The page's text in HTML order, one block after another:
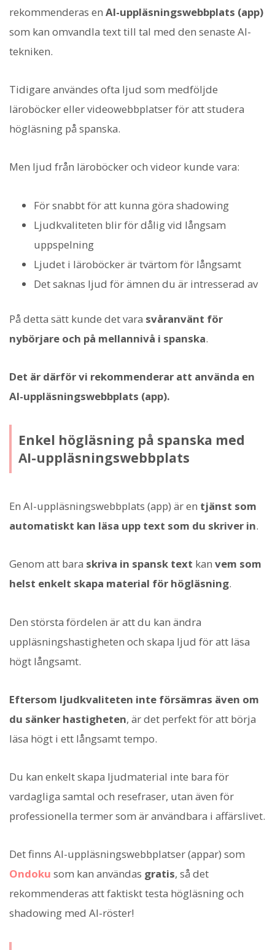
rekommenderas en AI-uppläsningswebbplats (app)
som kan omvandla text till tal med den senaste AI-
tekniken.
Tidigare användes ofta ljud som medföljde
läroböcker eller videowebbplatser för att studera
högläsning på spanska.
Men ljud från läroböcker och videor kunde vara:
För snabbt för att kunna göra shadowing
Ljudkvaliteten blir för dålig vid långsam
uppspelning
Ljudet i läroböcker är tvärtom för långsamt
Det saknas ljud för ämnen du är intresserad av
På detta sätt kunde det vara svåranvänt för
nybörjare och på mellannivå i spanska.
Det är därför vi rekommenderar att använda en
AI-uppläsningswebbplats (app).
Enkel högläsning på spanska med
AI-uppläsningswebbplats
En AI-uppläsningswebbplats (app) är en tjänst som
automatiskt kan läsa upp text som du skriver in.
Genom att bara skriva in spansk text kan vem som
helst enkelt skapa material för högläsning.
Den största fördelen är att du kan ändra
uppläsningshastigheten och skapa ljud för att läsa
högt långsamt.
Eftersom ljudkvaliteten inte försämras även om
du sänker hastigheten, är det perfekt för att börja
läsa högt i ett långsamt tempo.
Du kan enkelt skapa ljudmaterial inte bara för
vardagliga samtal och resefraser, utan även för
professionella termer som är användbara i affärslivet.
Det finns AI-uppläsningswebbplatser (appar) som
Ondoku som kan användas gratis, så det
rekommenderas att faktiskt testa högläsning och
shadowing med AI-röster!